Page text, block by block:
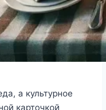
а культурное
карточкой